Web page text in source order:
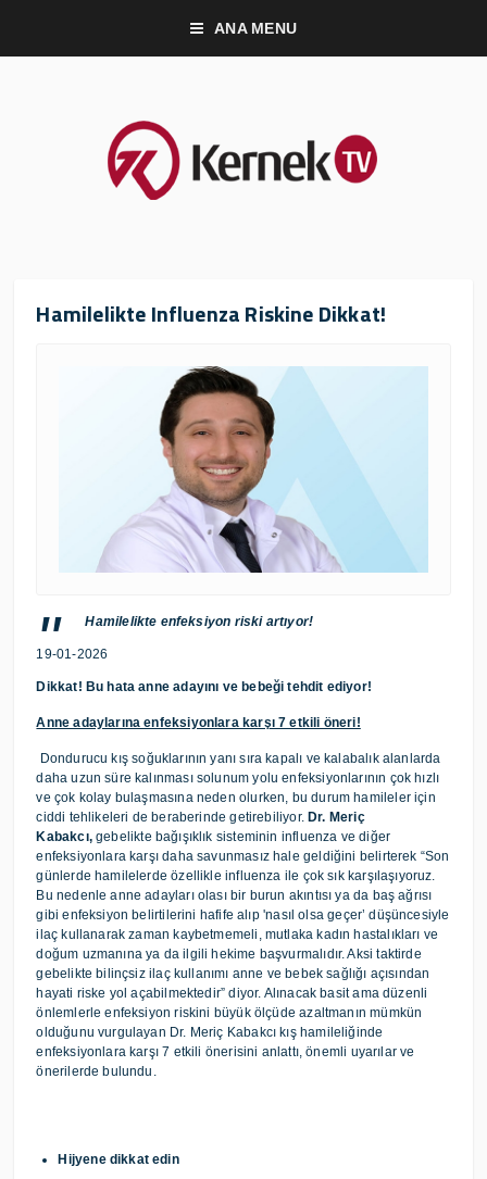
ANA MENU
Hamilelikte Influenza Riskine Dikkat!
Hamilelikte enfeksiyon riski artıyor!
19-01-2026
Dikkat! Bu hata anne adayını ve bebeği tehdit ediyor!
Anne adaylarına enfeksiyonlara karşı 7 etkili öneri!
Dondurucu kış soğuklarının yanı sıra kapalı ve kalabalık alanlarda
daha uzun süre kalınması solunum yolu enfeksiyonlarının çok hızlı
ve çok kolay bulaşmasına neden olurken, bu durum hamileler için
ciddi tehlikeleri de beraberinde getirebiliyor.Dr. Meriç
Kabakcı,gebelikte bağışıklık sisteminin influenza ve diğer
enfeksiyonlara karşı daha savunmasız hale geldiğini belirterek “Son
günlerde hamilelerde özellikle influenza ile çok sık karşılaşıyoruz.
Bu nedenle anne adayları olası bir burun akıntısı ya da baş ağrısı
gibi enfeksiyon belirtilerini hafife alıp 'nasıl olsa geçer’ düşüncesiyle
ilaç kullanarak zaman kaybetmemeli, mutlaka kadın hastalıkları ve
doğum uzmanına ya da ilgili hekime başvurmalıdır. Aksi taktirde
gebelikte bilinçsiz ilaç kullanımı anne ve bebek sağlığı açısından
hayati riske yol açabilmektedir” diyor. Alınacak basit ama düzenli
önlemlerle enfeksiyon riskini büyük ölçüde azaltmanın mümkün
olduğunu vurgulayan Dr. Meriç Kabakcı kış hamileliğinde
enfeksiyonlara karşı 7 etkili önerisini anlattı, önemli uyarılar ve
önerilerde bulundu.
Hijyene dikkat edin